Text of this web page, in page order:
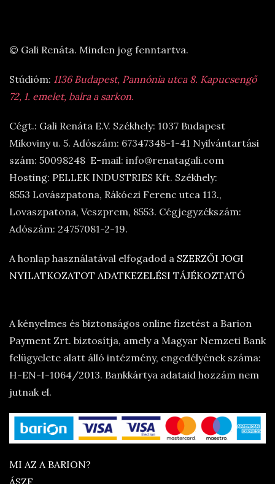
© Gali Renáta. Minden jog fenntartva.
Stúdióm: 1136 Budapest, Pannónia utca 8. Kapucsengő
72, 1. emelet, balra a sarkon.
Cégt.: Gali Renáta E.V. Székhely: 1037 Budapest
Mikoviny u. 5. Adószám: 67347348-1-41 Nyilvántartási
szám: 50098248 E-mail: info@renatagali.com
Hosting: PELLEK INDUSTRIES Kft. Székhely:
8553 Lovászpatona, Rákóczi Ferenc utca 113.,
Lovaszpatona, Veszprem, 8553. Cégjegyzékszám:
Adószám: 24757081-2-19.
A honlap használatával elfogadod a SZERZŐI JOGI
NYILATKOZATOT ADATKEZELÉSI TÁJÉKOZTATÓ
A kényelmes és biztonságos online fizetést a Barion
Payment Zrt. biztosítja, amely a Magyar Nemzeti Bank
felügyelete alatt álló intézmény, engedélyének száma:
H-EN-I-1064/2013. Bankkártya adataid hozzám nem
jutnak el.
MI AZ A BARION?
ÁSZF